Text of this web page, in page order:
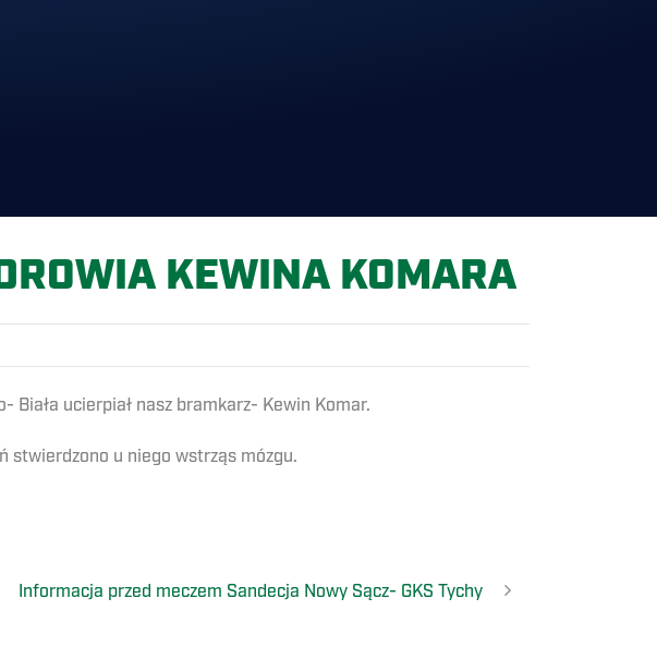
KEWINA KOMARA
Biała ucierpiał nasz bramkarz- Kewin Komar.
stwierdzono u niego wstrząs mózgu.
Informacja przed meczem Sandecja Nowy Sącz- GKS Tychy